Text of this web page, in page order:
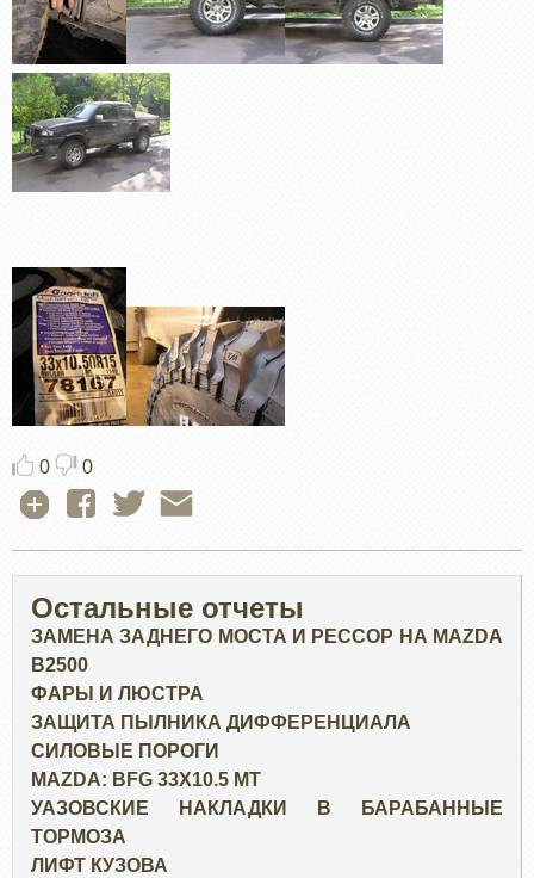
0 0
Остальные отчеты
ЗАМЕНА ЗАДНЕГО МОСТА И РЕССОР НА MAZDA
B2500
ФАРЫ И ЛЮСТРА
ЗАЩИТА ПЫЛНИКА ДИФФЕРЕНЦИАЛА
СИЛОВЫЕ ПОРОГИ
MAZDA: BFG 33X10.5 MT
УАЗОВСКИЕ НАКЛАДКИ В БАРАБАННЫЕ
ТОРМОЗА
ЛИФТ КУЗОВА